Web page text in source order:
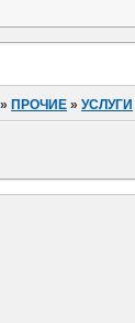
»ПРОЧИЕ »УСЛУГИ